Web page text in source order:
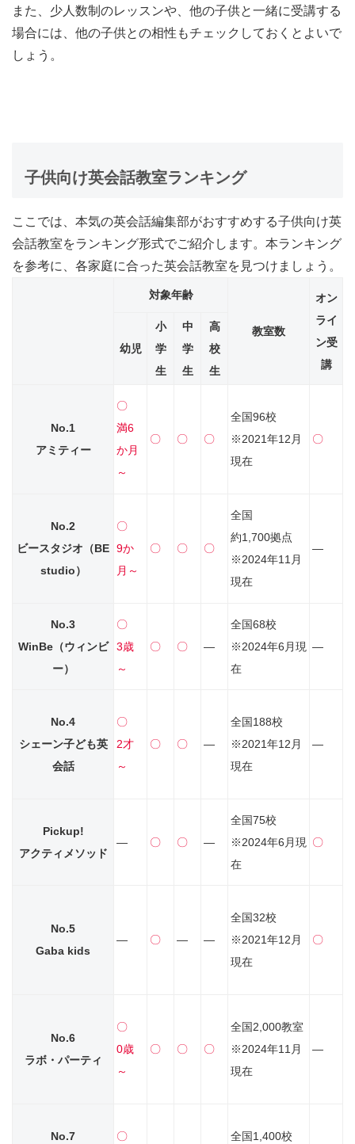
また、少人数制のレッスンや、他の子供と一緒に受講する
場合には、他の子供との相性もチェックしておくとよいで
しょう。
子供向け英会話教室ランキング
ここでは、本気の英会話編集部がおすすめする子供向け英
会話教室をランキング形式でご紹介します。本ランキング
を参考に、各家庭に合った英会話教室を見つけましょう。
対象年齢
教室数
オン
ライ
ン受
講
幼児
小
学
生
中
学
生
高
校
生
No.1
アミティー
〇
満6
か月
～
〇 〇 〇
全国96校
※2021年12月
現在
〇
No.2
ビースタジオ （BE
studio）
〇
9か
月～
〇 〇 〇
全国
約1,700拠点
※2024年11月
現在
―
No.3
WinBe（ウィンビ
ー）
〇
3歳
～
〇 〇 ―
全国68校
※2024年6月現
在
―
No.4
シェーン子ども英
会話
〇
2才
～
〇 〇 ―
全国188校
※2021年12月
現在
―
Pickup!
アクティメソッド
― 〇 〇 ―
全国75校
※2024年6月現
在
〇
No.5
Gaba kids
― 〇 ― ―
全国32校
※2021年12月
現在
〇
No.6
ラボ・パーティ
〇
0歳
～
〇 〇 〇
全国2,000教室
※2024年11月
現在
―
No.7
〇
全国1,400校